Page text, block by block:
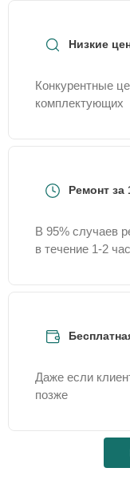
Низкие
Конкурентные
комплектующих
Ремонт за
В 95% случаев
в течение 1-2
Даже если
позже